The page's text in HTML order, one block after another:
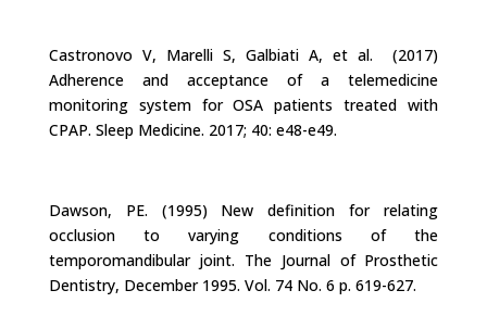
Castronovo V, Marelli S, Galbiati A, et al. (2017)
Adherence and acceptance of a telemedicine
monitoring system for OSA patients treated with
CPAP. Sleep Medicine. 2017; 40: e48-e49.
Dawson, PE. (1995) New definition for relating
occlusion to varying conditions of the
temporomandibular joint. The Journal of Prosthetic
Dentistry, December 1995. Vol. 74 No. 6 p. 619-627.